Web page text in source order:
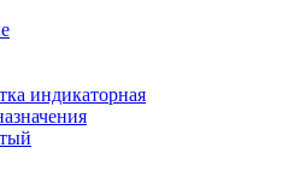
индикаторная